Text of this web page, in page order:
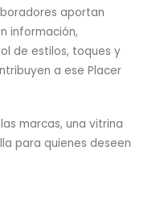
aportan
información,
de estilos, toques y
a ese Placer
marcas, una vitrina
para quienes deseen